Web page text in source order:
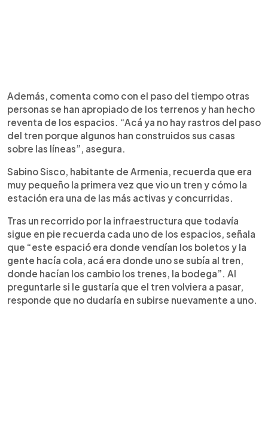
Además, comenta como con el paso del tiempo otras
personas se han apropiado de los terrenos y han hecho
reventa de los espacios. “Acá ya no hay rastros del paso
del tren porque algunos han construidos sus casas
sobre las líneas”, asegura.
Sabino Sisco, habitante de Armenia, recuerda que era
muy pequeño la primera vez que vio un tren y cómo la
estación era una de las más activas y concurridas.
Tras un recorrido por la infraestructura que todavía
sigue en pie recuerda cada uno de los espacios, señala
que “este espació era donde vendían los boletos y la
gente hacía cola, acá era donde uno se subía al tren,
donde hacían los cambio los trenes, la bodega”. Al
preguntarle si le gustaría que el tren volviera a pasar,
responde que no dudaría en subirse nuevamente a uno.